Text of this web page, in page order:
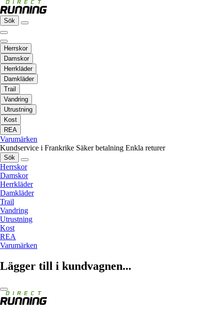
Sök
Herrskor
Damskor
Herrkläder
Damkläder
Trail
Vandring
Utrustning
Kost
REA
Varumärken
Kundservice i Frankrike Säker betalning Enkla returer
Sök
Herrskor
Damskor
Herrkläder
Damkläder
Trail
Vandring
Utrustning
Kost
REA
Varumärken
Lägger till i kundvagnen...